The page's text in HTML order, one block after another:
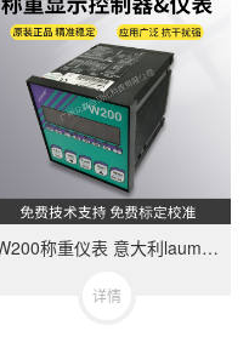
W200称重仪表 意大利laumas称重显示器 可选配通讯板
详情